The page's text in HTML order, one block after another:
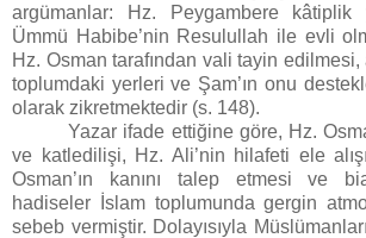
argümanlar: Hz. Peygambere kâtiplik
Ümmü Habibe’nin Resulullah ile evli
Hz. Osman tarafından vali tayin edilmesi,
toplumdaki yerleri ve Şam’ın onu
olarak zikretmektedir (s. 148).
Yazar ifade ettiğine göre, Hz.
ve katledilişi, Hz. Ali’nin hilafeti ele
Osman’ın kanını talep etmesi ve
hadiseler İslam toplumunda gergin
sebeb vermiştir. Dolayısıyla